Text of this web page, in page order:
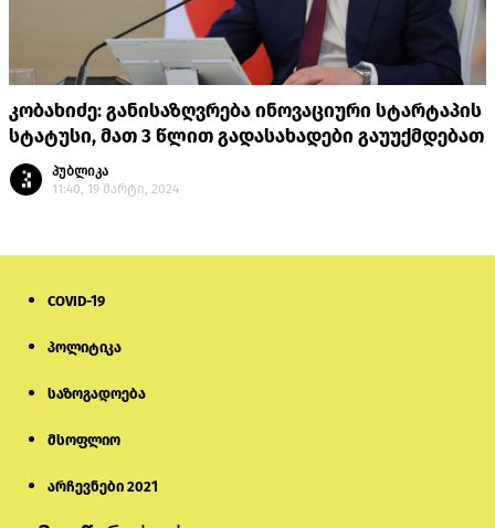
კობახიძე: განისაზღვრება ინოვაციური სტარტაპის
სტატუსი, მათ 3 წლით გადასახადები გაუუქმდებათ
პუბლიკა
11:40, 19 მარტი, 2024
COVID-19
პოლიტიკა
საზოგადოება
მსოფლიო
არჩევნები 2021